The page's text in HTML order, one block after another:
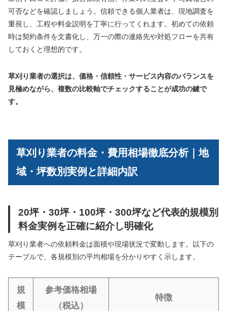
可否などを確認しましょう。信頼できる個人業者は、現地調査を
重視し、工程や料金説明を丁寧に行ってくれます。初めての依頼
時は契約条件を文書化し、万一の際の連絡先や対処フローを共有
しておくと理想的です。
草刈り業者の選択は、価格・信頼性・サービス内容のバランスを
見極めながら、複数の比較軸でチェックすることが成功の鍵で
す。
草刈り業者の料金・費用相場徹底分析｜地
域・坪数別実例と詳細内訳
20坪・30坪・100坪・300坪など代表的規模別
料金実例を正確に紹介し明確化
草刈り業者への依頼料金は面積や現場状況で変動します。以下の
テーブルで、各規模別の平均相場を分かりやすく示します。
規
模
参考価格相場
（税込）
特徴